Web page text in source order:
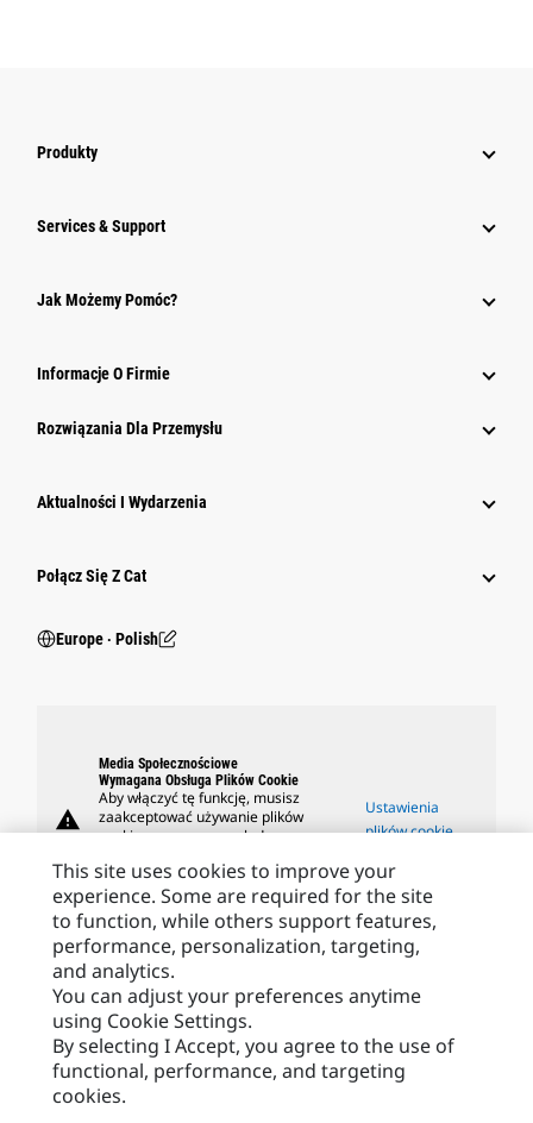
Produkty
Services & Support
Jak Możemy Pomóc?
Informacje O Firmie
Rozwiązania Dla Przemysłu
Aktualności I Wydarzenia
Połącz Się Z Cat
Europe ‧ Polish
warning
Media Społecznościowe
Wymagana Obsługa Plików Cookie
Aby włączyć tę funkcję, musisz
zaakceptować używanie plików
cookie przeznaczonych do
odpowiadających za wydajność.
Ustawienia
plików cookie
Caterpillar Marki
Caterpillar.com
This site uses cookies to improve your
experience. Some are required for the site
to function, while others support features,
performance, personalization, targeting,
and analytics.
You can adjust your preferences anytime
using Cookie Settings.
By selecting I Accept, you agree to the use of
functional, performance, and targeting
cookies.